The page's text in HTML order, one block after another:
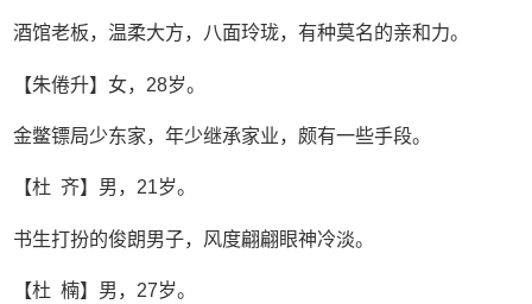
酒馆老板，温柔大方，八面玲珑，有种莫名的亲和力。
【朱倦升】女，28岁。
金鳖镖局少东家，年少继承家业，颇有一些手段。
【杜 齐】男，21岁。
书生打扮的俊朗男子，风度翩翩眼神冷淡。
【杜 楠】男，27岁。